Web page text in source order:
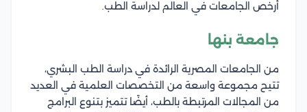
أرخص الجامعات في العالم لدراسة الطب.
جامعة بنها
من الجامعات المصرية الرائدة في دراسة الطب البشري،
تتيح مجموعة واسعة من التخصصات العلمية في العديد
من المجالات المرتبطة بالطب، أيضًا تتميز بتنوع البرامج